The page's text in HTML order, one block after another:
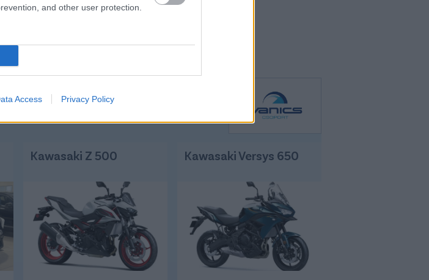
and other user protection.
Access Privacy Policy
#NAFTA
Kawasaki Z 500 Kawasaki Versys 650